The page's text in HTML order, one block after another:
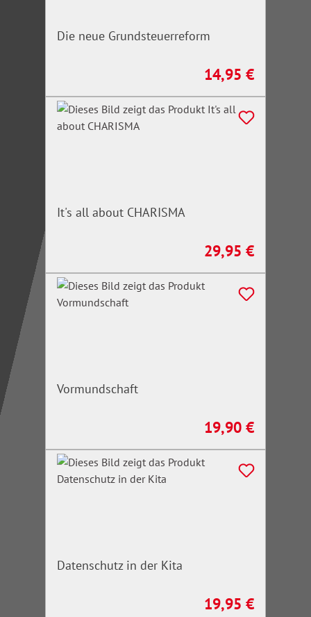
Die neue Grundsteuerreform
Regulärer Preis:
14,95 €
It's all about CHARISMA
Regulärer Preis:
29,95 €
Vormundschaft
Regulärer Preis:
19,90 €
Datenschutz in der Kita
Regulärer Preis:
19,95 €